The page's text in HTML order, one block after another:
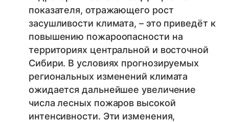
показателя, отражающего рост
засушливости климата, – это приведёт к
повышению пожароопасности на
территориях центральной и восточной
Сибири. В условиях прогнозируемых
региональных изменений климата
ожидается дальнейшее увеличение
числа лесных пожаров высокой
интенсивности. Эти изменения,